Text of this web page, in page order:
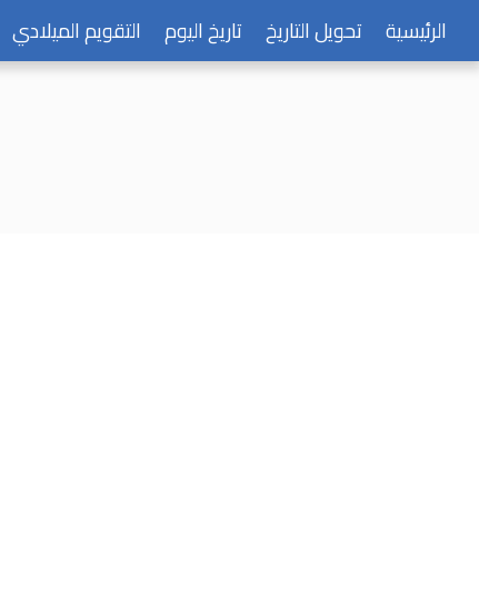
الرئيسية تحويل التاريخ تاريخ اليوم التقويم الميلادي